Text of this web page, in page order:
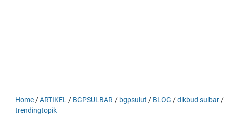
Home /ARTIKEL / BGPSULBAR / bgpsulut / BLOG /dikbud sulbar /
trendingtopik